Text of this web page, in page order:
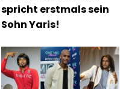
spricht erstmals sein
Sohn Yaris!